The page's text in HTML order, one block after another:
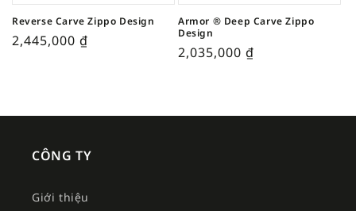
Reverse Carve Zippo Design
2,445,000 ₫
Armor ® Deep Carve Zippo
Design
2,035,000 ₫
CÔNG TY
Giới thiệu